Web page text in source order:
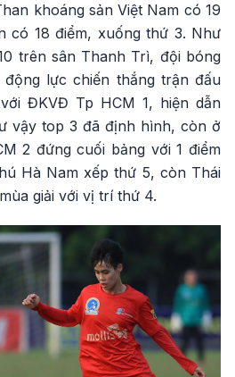
khoáng sản Việt Nam có 19
có 18 điểm, xuống thứ 3. Như
trên sân Thanh Trì, đội bóng
lực chiến thắng trận đấu
ĐKVĐ Tp HCM 1, hiện dẫn
vậy top 3 đã định hình, còn ở
2 đứng cuối bảng với 1 điểm
Hà Nam xếp thứ 5, còn Thái
giải với vị trí thứ 4.